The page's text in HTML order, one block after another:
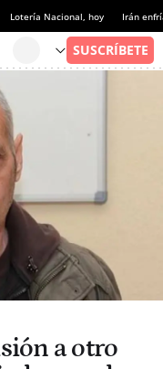
Lotería Nacional, hoy Irán
a otro